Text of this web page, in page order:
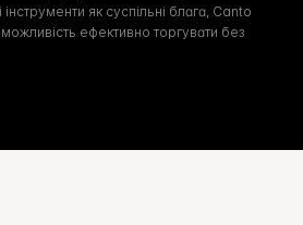
як суспільні блага, Canto
ефективно торгувати без